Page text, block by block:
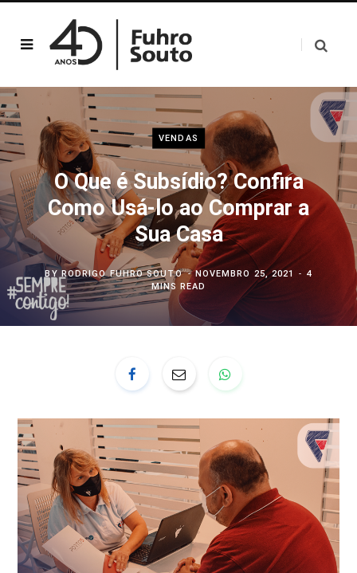
VENDAS
O Que é Subsídio? Confira
Como Usá-lo ao Comprar a
Sua Casa
BY RODRIGO FUHRO SOUTO NOVEMBRO 25, 2021
4
MINS READ